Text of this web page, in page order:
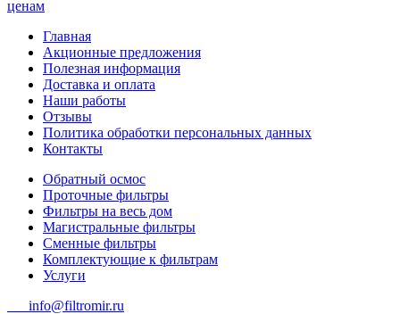
Главная
Акционные предложения
Полезная информация
Доставка и оплата
Наши работы
Отзывы
Политика обработки персональных данных
Контакты
Обратный осмос
Проточные фильтры
Фильтры на весь дом
Магистральные фильтры
Сменные фильтры
Комплектующие к фильтрам
Услуги
info@filtromir.ru